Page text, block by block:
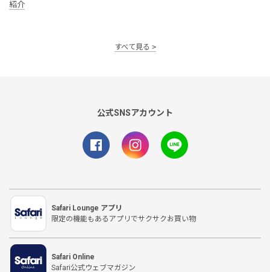
紹介
すべて見る
公式SNSアカウント
Safari Lounge アプリ
限定の機能もあるアプリでサクサクお買い物
Safari Online
Safari公式ウェブマガジン